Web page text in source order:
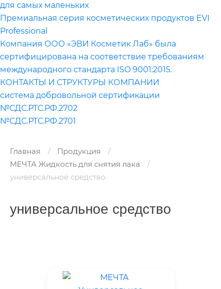
для самых маленьких
Премиальная серия косметических продуктов EVI
Professional
Компания ООО «ЭВИ Косметик Лаб» была
сертифицирована на соответствие требованиям
международного стандарта ISO 9001:2015.
КОНТАКТЫ И СТРУКТУРЫ КОМПАНИИ
система добровольной сертификации
№СДС.РТС.РФ.2702
№СДС.РТС.РФ.2701
Главная
Продукция
МЕЧТА Жидкость для снятия лака
универсальное средство
универсальное средство